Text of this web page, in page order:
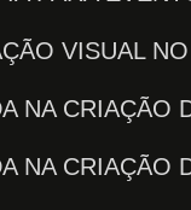
VISUAL
NA
NA